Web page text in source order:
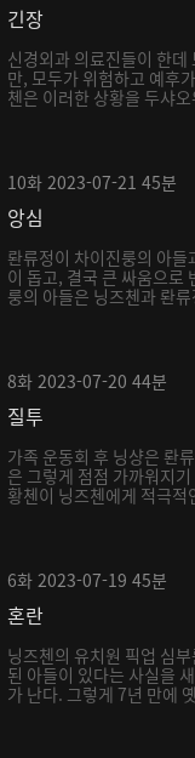
긴장
신경외과 의료진들이 한
만, 모두가 위험하고 예후
첸은 이러한 상황을 두샤
10화 2023-07-21 45분
앙심
롼류정이 차이진룽의 아
이 돕고, 결국 큰 싸움으로
룽의 아들은 닝즈첸과 롼
8화 2023-07-20 44분
질투
가족 운동회 후 닝샹은 롼
은 그렇게 점점 가까워지
황첸이 닝즈첸에게 적극
6화 2023-07-19 45분
혼란
닝즈첸의 유치원 픽업 심
된 아들이 있다는 사실을
가 난다. 그렇게 7년 만에